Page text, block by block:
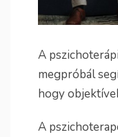
A
megpróbál
hogy
A